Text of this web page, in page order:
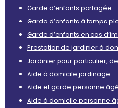
Garde d’enfants partagée
Garde d’enfants à temps
Garde d’enfants en cas
Prestation de jardinier à
Jardinier pour particulier,
Aide à domicile jardinage –
Aide et garde personne
Aide à domicile personne